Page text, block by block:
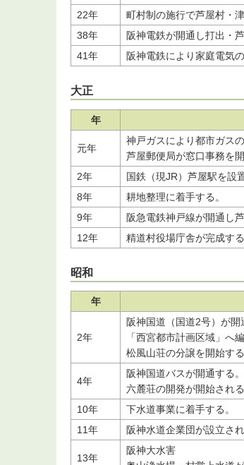
22年
町村制の施行で芦屋村・
38年
阪神電鉄が開通し打出・
41年
阪神電鉄により家庭電気
大正
年
元年
神戸ガスにより都市ガス
芦屋郵便局が窓口事務を開
2年
国鉄（現JR）芦屋駅を設
8年
耕地整理に着手する。
9年
阪急電鉄神戸線が開通し
12年
精道村役場庁舎が完成する
昭和
年
2年
阪神国道（国道2号）が開
「西宮都市計画区域」へ
松風山荘の分譲を開始する
4年
阪神国道バスが開通する。
六麓荘の開発が開始される
10年
下水道事業に着手する。
11年
阪神水道企業団が設立され
13年
阪神大水害